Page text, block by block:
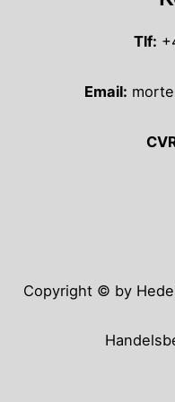
Tlf:
Email:
Copyright © by